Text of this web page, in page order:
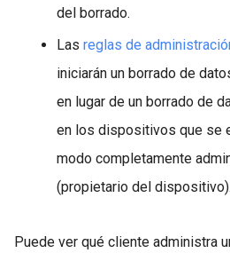
del borrado.
Las reglas de
iniciarán un borrado de
en lugar de un borrado de
en los dispositivos que se
modo completamente
(propietario del dispositivo).
Puede ver qué cliente administra